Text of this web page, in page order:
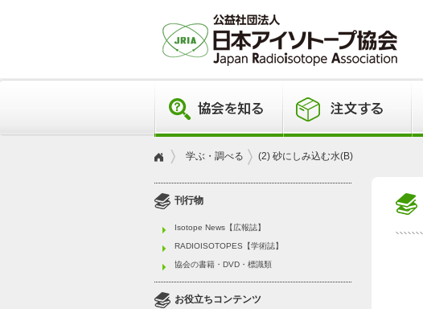
学ぶ・調べる (2) 砂にしみ込む水(B)
刊行物
Isotope News【広報誌】
RADIOISOTOPES【学術誌】
協会の書籍・DVD・標識類
お役立ちコンテンツ